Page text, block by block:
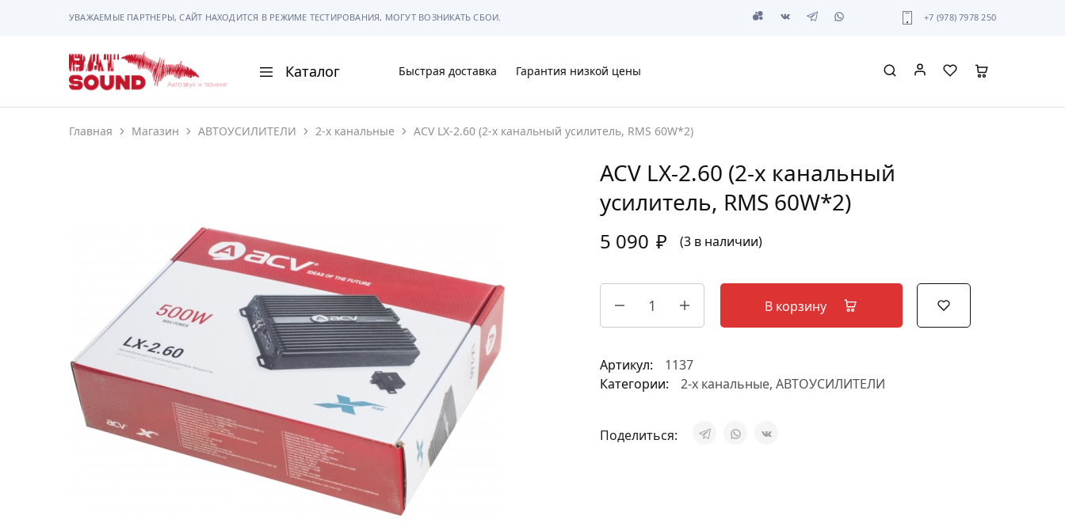
УВАЖАЕМЫЕ ПАРТНЕРЫ, САЙТ НАХОДИТСЯ В РЕЖИМЕ ТЕСТИРОВАНИЯ, МОГУТ ВОЗНИКАТЬ СБОИ. +7 (978) 7978 250
BAT
Sound
Каталог
АВТОМАГНИТОЛЫ
РАМКИ И РАЗЪЕМЫ
ГАДЖЕТЫ
СИГНАЛИЗАЦИИ
ПОМОЩЬ ПРИ ПАРКОВКЕ
МУЗЫКАЛЬНЫЕ АКСЕССУАРЫ
АВТОУСИЛИТЕЛИ
САБВУФЕРЫ
ШУМОИЗОЛЯЦИЯ
КОВРИКИ и ХИМИЯ
Быстрая доставка Гарантия низкой цены
Главная Магазин АВТОУСИЛИТЕЛИ 2-х канальные ACV LX-2.60 (2-х канальный усилитель, RMS 60W*2)
ACV LX-2.60 (2-х канальный
усилитель, RMS 60W*2)
5 090 ₽ (3 в наличии)
В корзину
Артикул:
1137
Категории:
2-х канальные, АВТОУСИЛИТЕЛИ
Поделиться: